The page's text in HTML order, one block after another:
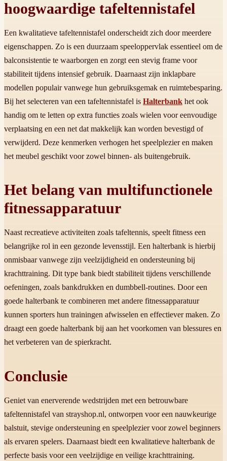
hoogwaardige tafeltennistafel
Een kwalitatieve tafeltennistafel onderscheidt zich door meerdere
eigenschappen. Zo is een duurzaam speeloppervlak essentieel om de
balconsistentie te waarborgen en zorgt een stevig frame voor
stabiliteit tijdens intensief gebruik. Daarnaast zijn inklapbare
modellen populair vanwege hun gebruiksgemak en ruimtebesparing.
Bij het selecteren van een tafeltennistafel is Halterbank het ook
handig om te letten op extra functies zoals wielen voor eenvoudige
verplaatsing en een net dat makkelijk kan worden bevestigd of
verwijderd. Deze kenmerken verhogen het speelplezier en maken
het meubel geschikt voor zowel binnen- als buitengebruik.
Het belang van multifunctionele
fitnessapparatuur
Naast recreatieve activiteiten zoals tafeltennis, speelt fitness een
belangrijke rol in een gezonde levensstijl. Een halterbank is hierbij
onmisbaar vanwege zijn veelzijdigheid en ondersteuning bij
krachttraining. Dit type bank biedt stabiliteit tijdens verschillende
oefeningen, zoals bankdrukken en dumbbell-routines. Door een
goede halterbank te combineren met andere fitnessapparatuur
kunnen sporters hun trainingen afwisselen en effectiever maken. Zo
draagt een goede halterbank bij aan het voorkomen van blessures en
het verbeteren van de spierkracht.
Conclusie
Geniet van enerverende wedstrijden met een betrouwbare
tafeltennistafel van strayshop.nl, ontworpen voor een nauwkeurige
balstuit, stevige ondersteuning en speelplezier voor zowel beginners
als ervaren spelers. Daarnaast biedt een kwalitatieve halterbank de
perfecte basis voor een veelzijdige en veilige krachttraining.